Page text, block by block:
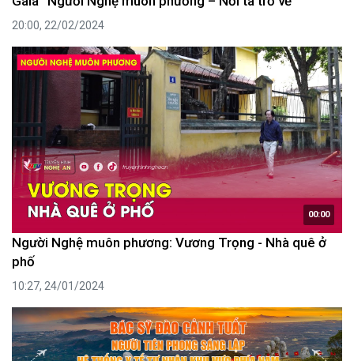
20:00, 22/02/2024
00:00
Người Nghệ muôn phương: Vương Trọng - Nhà quê ở
phố
10:27, 24/01/2024